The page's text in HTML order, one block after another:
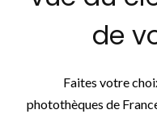
de
Faites votre
photothèques de